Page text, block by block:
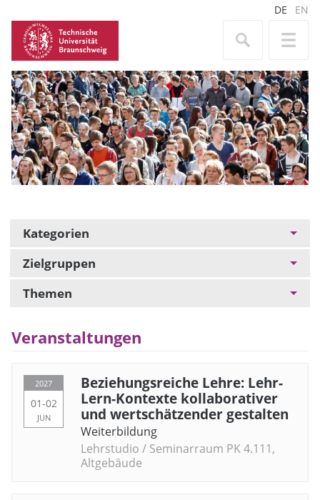
DE EN
Kategorien
Zielgruppen
Themen
Veranstaltungen
2027
01-02
JUN
Beziehungsreiche Lehre: Lehr-
Lern-Kontexte kollaborativer
und wertschätzender gestalten
Weiterbildung
Lehrstudio / Seminarraum PK 4.111,
Altgebäude